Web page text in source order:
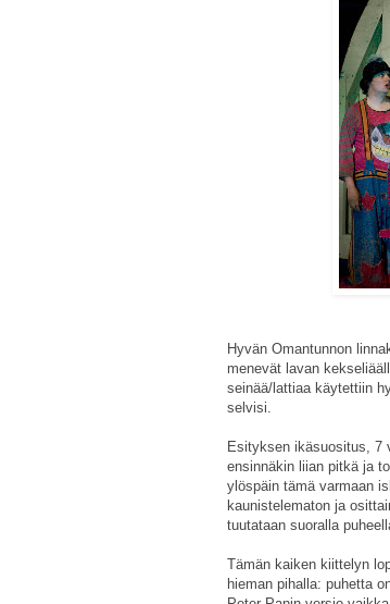
Hyvän Omantunnon
menevät lavan
seinää/lattiaa käytettiin
selvisi.
Esityksen ikäsuositus, 7
ensinnäkin liian pitkä ja
ylöspäin tämä varmaan
kaunistelematon ja
tuutataan suoralla
Tämän kaiken kiittelyn
hieman pihalla: puhetta